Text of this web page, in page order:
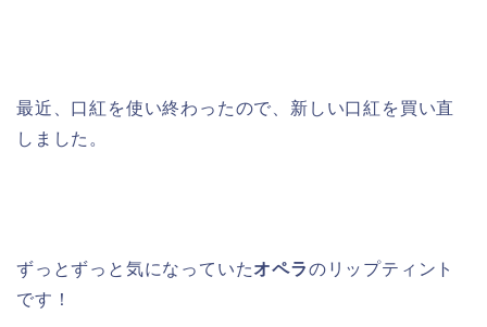
最近、口紅を使い終わったので、新しい口紅を買い直
しました。
ずっとずっと気になっていたオペラのリップティント
です！